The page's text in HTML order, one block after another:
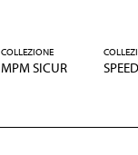
COLLEZIONE
MPM SICUR